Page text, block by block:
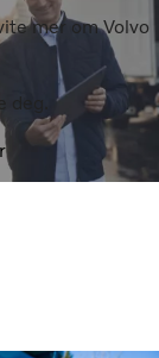
mer om Volvo